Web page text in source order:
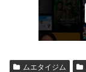
ムエタイジム